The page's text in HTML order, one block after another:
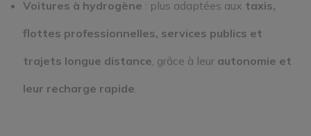
Voitures à hydrogène : plus adaptées aux taxis,
flottes professionnelles, services publics et
trajets longue distance , grâce à leur autonomie et
leur recharge rapide